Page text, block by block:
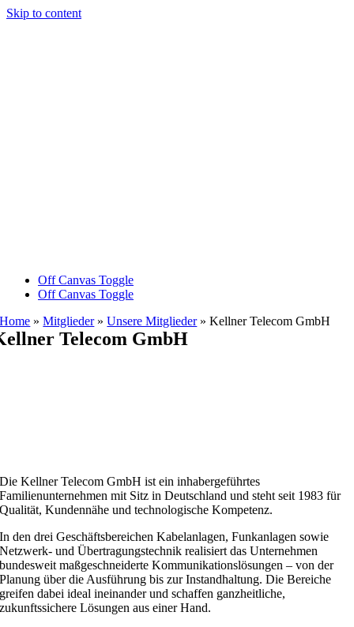
Skip to content
Off Canvas Toggle
Off Canvas Toggle
Home »Mitglieder»Unsere Mitglieder»Kellner Telecom GmbH
Telecom GmbH
Die Kellner Telecom GmbH ist ein inhabergeführtes
Familienunternehmen mit Sitz in Deutschland und steht seit 1983 für
Qualität, Kundennähe und technologische Kompetenz.
In den drei Geschäftsbereichen Kabelanlagen, Funkanlagen sowie
Netzwerk- und Übertragungstechnik realisiert das Unternehmen
bundesweit maßgeschneiderte Kommunikationslösungen – von der
Planung über die Ausführung bis zur Instandhaltung. Die Bereiche
greifen dabei ideal ineinander und schaffen ganzheitliche,
zukunftssichere Lösungen aus einer Hand.